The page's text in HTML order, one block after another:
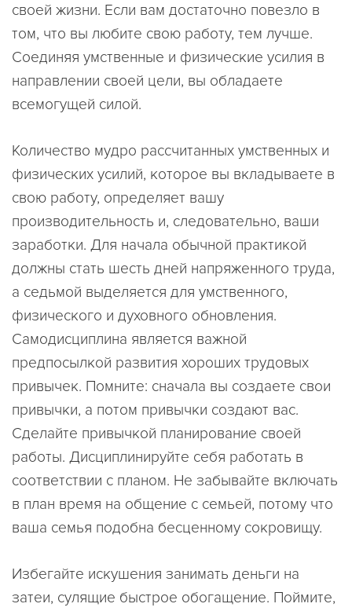
своей жизни. Если вам достаточно повезло в
том, что вы любите свою работу, тем лучше.
Соединяя умственные и физические усилия в
направлении своей цели, вы обладаете
всемогущей силой.
Количество мудро рассчитанных умственных и
физических усилий, которое вы вкладываете в
свою работу, определяет вашу
производительность и, следовательно, ваши
заработки. Для начала обычной практикой
должны стать шесть дней напряженного труда,
а седьмой выделяется для умственного,
физического и духовного обновления.
Самодисциплина является важной
предпосылкой развития хороших трудовых
привычек. Помните: сначала вы создаете свои
привычки, а потом привычки создают вас.
Сделайте привычкой планирование своей
работы. Дисциплинируйте себя работать в
соответствии с планом. Не забывайте включать
в план время на общение с семьей, потому что
ваша семья подобна бесценному сокровищу.
Избегайте искушения занимать деньги на
затеи, сулящие быстрое обогащение. Поймите,